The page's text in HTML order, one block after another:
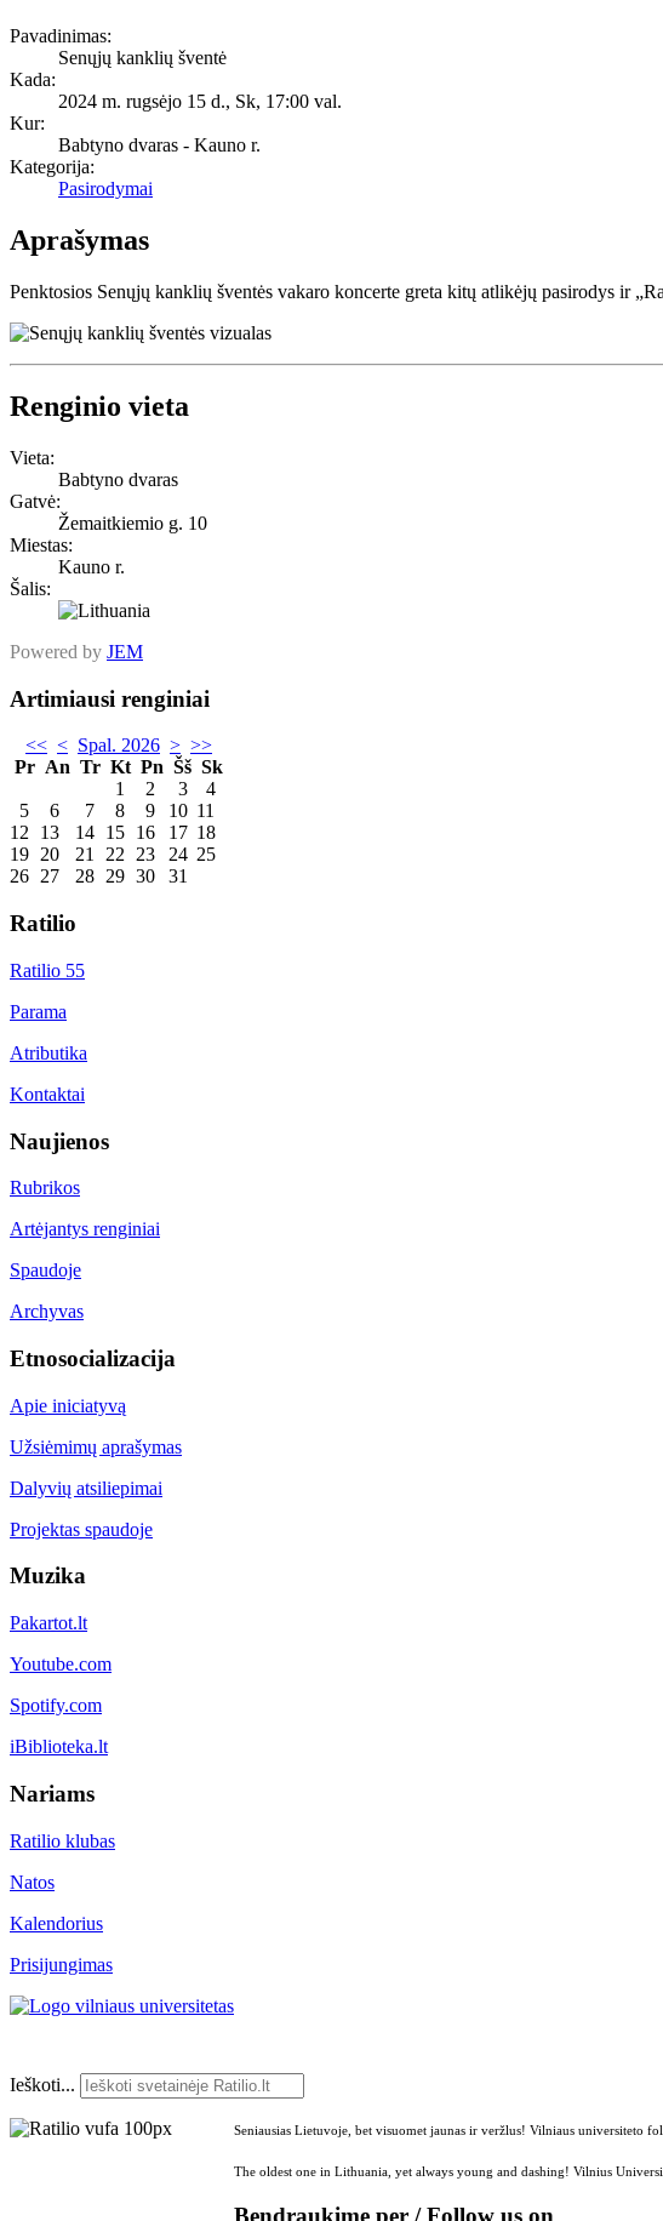
Pavadinimas:
Senųjų kanklių šventė
Kada:
2024 m. rugsėjo 15 d., Sk, 17:00 val.
Kur:
Babtyno dvaras - Kauno r.
Kategorija:
Pasirodymai
Aprašymas
Penktosios Senųjų kanklių šventės vakaro koncerte greta kitų atlikėjų pasirodys ir
Renginio vieta
Vieta:
Babtyno dvaras
Gatvė:
Žemaitkiemio g. 10
Miestas:
Kauno r.
Šalis:
Powered by JEM
Artimiausi renginiai
<< < Spal. 2026 > >>
Pr An Tr Kt Pn Šš Sk
1
2 3
4
5
6 7 8 9 10 11
12
13 14 15 16 17 18
19 20 21 22 23 24 25
26 27 28 29 30 31
Ratilio
Ratilio 55
Parama
Atributika
Kontaktai
Naujienos
Rubrikos
Artėjantys renginiai
Spaudoje
Archyvas
Etnosocializacija
Apie iniciatyvą
Užsiėmimų aprašymas
Dalyvių atsiliepimai
Projektas spaudoje
Muzika
Pakartot.lt
Youtube.com
Spotify.com
iBiblioteka.lt
Nariams
Ratilio klubas
Natos
Kalendorius
Prisijungimas
Ieškoti...
Seniausias Lietuvoje, bet visuomet jaunas ir veržlus! Vilniaus universiteto
The oldest one in Lithuania, yet always young and dashing! Vilnius
Bendraukime per / Follow us on